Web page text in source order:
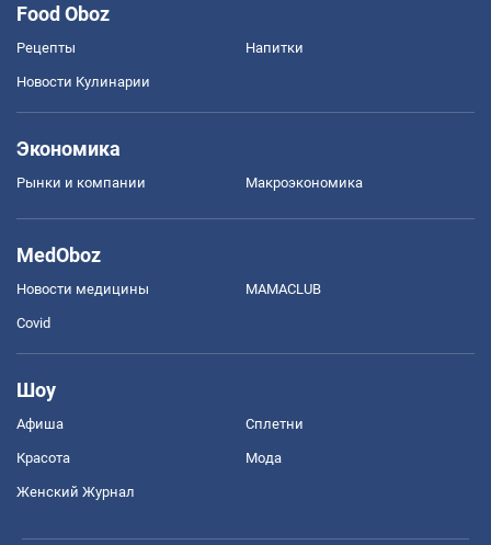
Food Oboz
Рецепты Напитки
Новости Кулинарии
Экономика
Рынки и компании Mакроэкономика
MedOboz
Новости медицины MAMACLUB
Covid
Шоу
Афиша Сплетни
Красота Мода
Женский Журнал